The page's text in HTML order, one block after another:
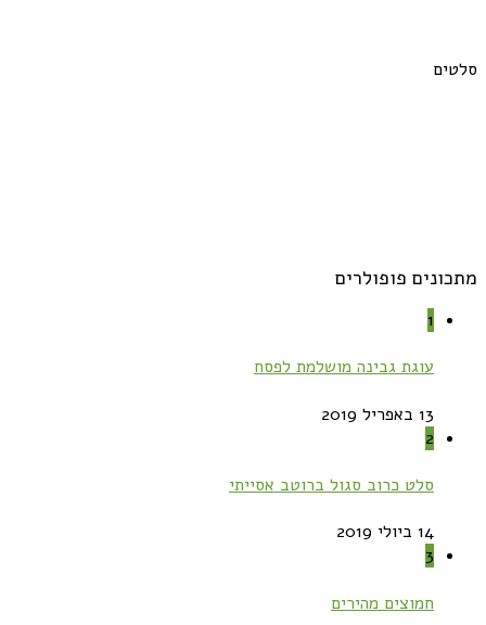
סלטים
מתכונים פופולרים
1
עוגת גבינה מושלמת לפסח
13 באפריל 2019
2
סלט כרוב סגול ברוטב אסייתי
14 ביולי 2019
3
חמוצים מהירים